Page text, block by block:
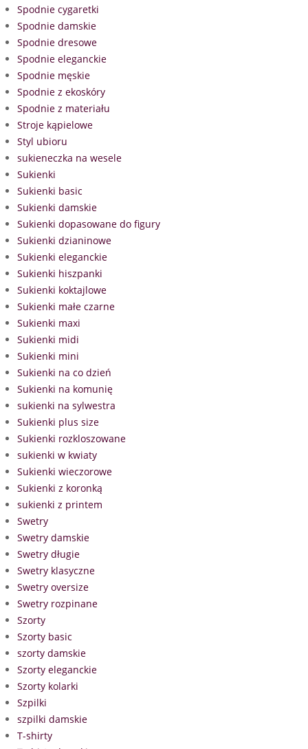
Spodnie cygaretki
Spodnie damskie
Spodnie dresowe
Spodnie eleganckie
Spodnie męskie
Spodnie z ekoskóry
Spodnie z materiału
Stroje kąpielowe
Styl ubioru
sukieneczka na wesele
Sukienki
Sukienki basic
Sukienki damskie
Sukienki dopasowane do figury
Sukienki dzianinowe
Sukienki eleganckie
Sukienki hiszpanki
Sukienki koktajlowe
Sukienki małe czarne
Sukienki maxi
Sukienki midi
Sukienki mini
Sukienki na co dzień
Sukienki na komunię
sukienki na sylwestra
Sukienki plus size
Sukienki rozkloszowane
sukienki w kwiaty
Sukienki wieczorowe
Sukienki z koronką
sukienki z printem
Swetry
Swetry damskie
Swetry długie
Swetry klasyczne
Swetry oversize
Swetry rozpinane
Szorty
Szorty basic
szorty damskie
Szorty eleganckie
Szorty kolarki
Szpilki
szpilki damskie
T-shirty